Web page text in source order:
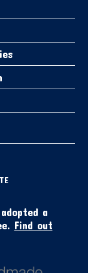
a
Find out